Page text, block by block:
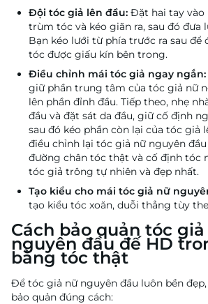
Đội tóc giả lên đầu: Đặt hai tay
trùm tóc và kéo giãn ra, sau đó đưa
Bạn kéo lưới từ phía trước ra sau để
tóc được giấu kín bên trong.
Điều chỉnh mái tóc giả ngay ngắn:
giữ phần trung tâm của tóc giả nữ
lên phần đỉnh đầu. Tiếp theo, nhẹ
đầu và đặt sát da đầu, giữ cố định
sau đó kéo phần còn lại của tóc giả
điều chỉnh lại tóc giả nữ nguyên
đường chân tóc thật và cố định tóc
tóc giả trông tự nhiên và đẹp nhất.
Tạo kiểu cho mái tóc giả nữ
tạo kiểu tóc xoăn, duỗi thẳng tùy
Cách bảo quản tóc
nguyên đầu đế HD
bằng tóc thật
Để tóc giả nữ nguyên đầu luôn bền đẹp,
bảo quản đúng cách: